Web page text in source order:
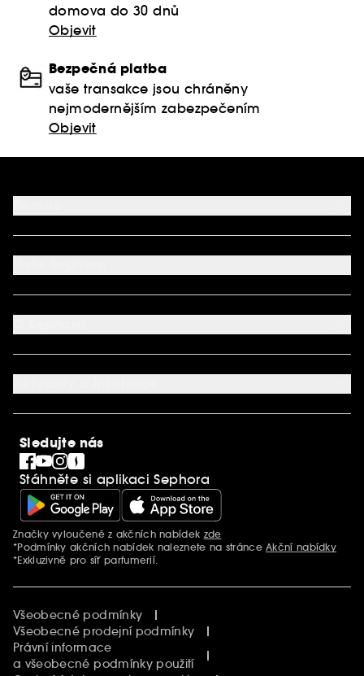
domova do 30 dnů
Objevit
Bezpečná platba
vaše transakce jsou chráněny
nejmodernějším zabezpečením
Objevit
FAQ
Podmínky Nabídek
Kontaktujte nás
Mapa stránky
Můj účet
Aplikace SEPHORA
Nastavení souborů cookie
O společnosti Sephora
Kariéra
SEPHORiA
Blog Sephora
Singles´ Day
Black Friday
Cyber Monday
Vánoce
Sledujte nás
Stáhněte si aplikaci Sephora
Další informace
Značky vyloučené z akčních nabídek zde
*Podmínky akčních nabídek naleznete na stránceAkční nabídky
*Exkluzivně pro síť parfumerií.
Všeobecné podmínky
Všeobecné prodejní podmínky
Právní informace
a všeobecné podmínky použití